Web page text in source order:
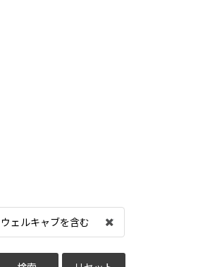
ウェルキャブを含む